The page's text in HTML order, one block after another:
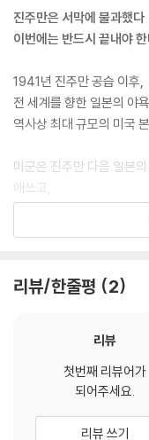
인은[미드웨이]에서 그동
화해내며 극의 몰입감을 불
한편, [인시디어스], [컨저
공포영화에 출연하며 이름
보를 해석하는 미 해군 중
다른 발성으로 화제가 된
뛰어난 연기 소화력을 보
면서도 거침없는 결단력
들에게 강렬한 인상을 남
에서 활발히 활동중인 루
대극까지 드라마틱한 서
화에서도 실제 역사 속 영
아 묵직한 존재감을 뿜어
연기파 배우 우디 해럴슨
해전에서 이순신 장군과
진주만은 서막에 불과했다
이번에는 반드시 끝내야
1941년 진주만 공습 이후,
전 세계를 향한 일본의 야
역사상 최대 규모의 미국
미군은 진주만 다음 일본
애쓰고,
동시에 긴박하게 전열을
가까스로 두번째 타겟이 ‘
전 세계의 역사를 바꾼 위
리뷰/한줄평 2
리뷰
첫번째 리뷰어가
되어주세요.
리뷰 쓰기